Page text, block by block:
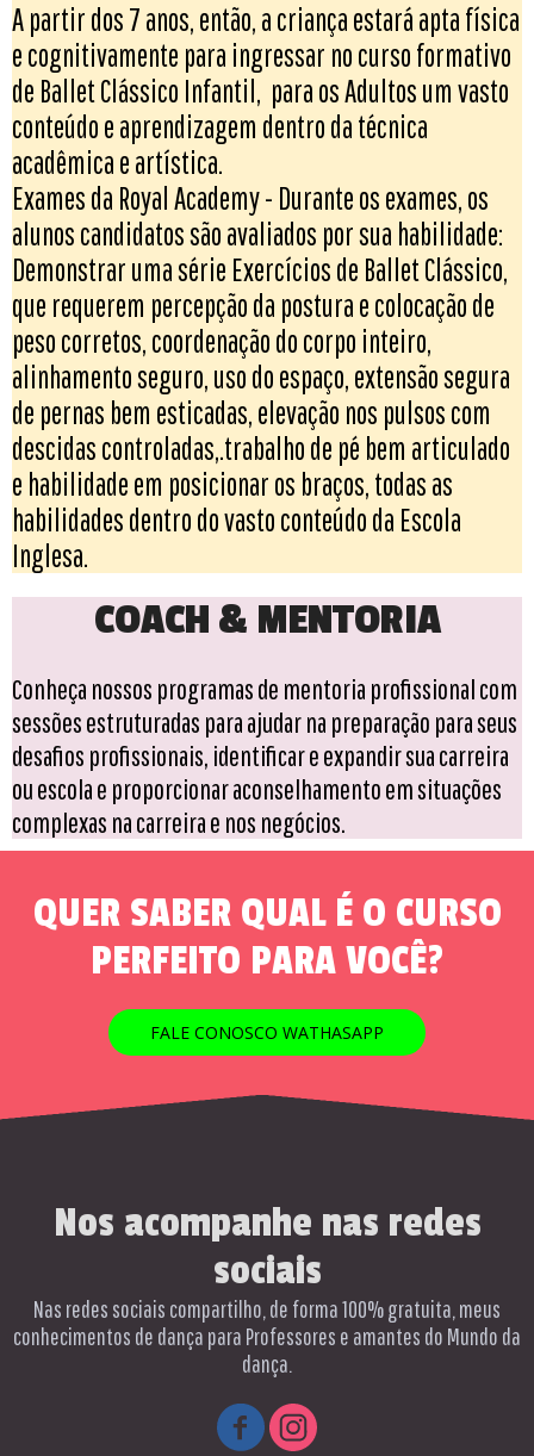
A partir dos 7 anos, então, a criança estará apta física
e cognitivamente para ingressar no curso formativo
de Ballet Clássico Infantil, para os Adultos um vasto
conteúdo e aprendizagem dentro da técnica
acadêmica e artística.
Exames da Royal Academy - Durante os exames, os
alunos candidatos são avaliados por sua habilidade:
Demonstrar uma série Exercícios de Ballet Clássico,
que requerem percepção da postura e colocação de
peso corretos, coordenação do corpo inteiro,
alinhamento seguro, uso do espaço, extensão segura
de pernas bem esticadas, elevação nos pulsos com
descidas controladas,.trabalho de pé bem articulado
e habilidade em posicionar os braços, todas as
habilidades dentro do vasto conteúdo da Escola
Inglesa.
COACH & MENTORIA
Conheça nossos programas de mentoria profissional com
sessões estruturadas para ajudar na preparação para seus
desafios profissionais, identificar e expandir sua carreira
ou escola e proporcionar aconselhamento em situações
complexas na carreira e nos negócios.
QUER SABER QUAL É O CURSO
PERFEITO PARA VOCÊ?
FALE CONOSCO WATHASAPP
Nos acompanhe nas redes
sociais
Nas redes sociais compartilho, de forma 100% gratuita, meus
conhecimentos de dança para Professores e amantes do Mundo da
dança.